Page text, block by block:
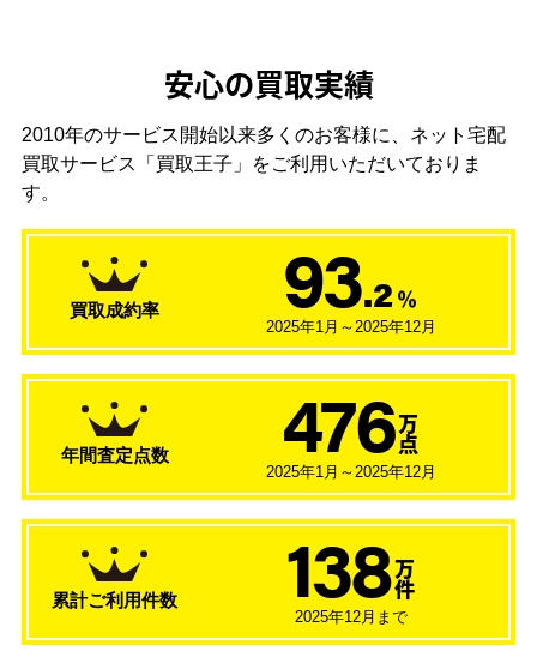
安心の買取実績
2010年のサービス開始以来多くのお客様に、 ネット宅配
買取サービス「買取王子」をご利用いただいておりま
す。
買取成約率 93.2 ％
2025年1月～2025年12月
年間査定点数 476 万
点
2025年1月～2025年12月
累計ご利用件数 138 万
件
2025年12月まで